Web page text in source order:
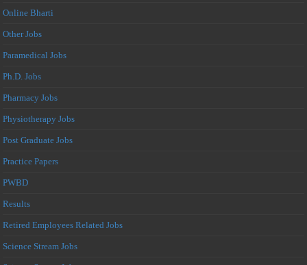
Online Bharti
Other Jobs
Paramedical Jobs
Ph.D. Jobs
Pharmacy Jobs
Physiotherapy Jobs
Post Graduate Jobs
Practice Papers
PWBD
Results
Retired Employees Related Jobs
Science Stream Jobs